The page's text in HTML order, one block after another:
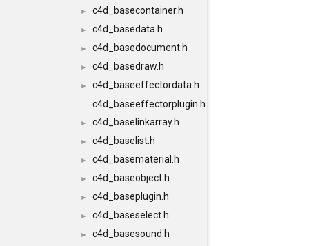
► c4d_basecontainer.h
► c4d_basedata.h
► c4d_basedocument.h
► c4d_basedraw.h
►
c4d_baseeffectordata.h
c4d_baseeffectorplugin.h
► c4d_baselinkarray.h
► c4d_baselist.h
► c4d_basematerial.h
► c4d_baseobject.h
► c4d_baseplugin.h
► c4d_baseselect.h
► c4d_basesound.h